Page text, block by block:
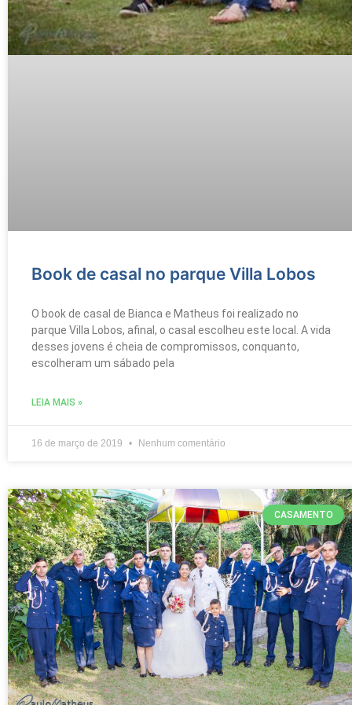
Book de casal no parque Villa Lobos
O book de casal de Bianca e Matheus foi realizado no
parque Villa Lobos, afinal, o casal escolheu este local. A vida
desses jovens é cheia de compromissos, conquanto,
escolheram um sábado pela
LEIA MAIS »
16 de março de 2019 Nenhum comentário
CASAMENTO